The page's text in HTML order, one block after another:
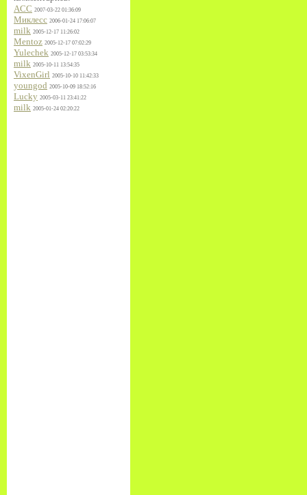
ACC 2007-03-22 01:36:09
Миклесс 2006-01-24 17:06:07
milk 2005-12-17 11:26:02
Mentoz 2005-12-17 07:02:29
Yulechek 2005-12-17 03:53:34
milk 2005-10-11 13:54:35
VixenGirl 2005-10-10 11:42:33
youngod 2005-10-09 18:52:16
Lucky 2005-03-11 23:41:22
milk 2005-01-24 02:20:22